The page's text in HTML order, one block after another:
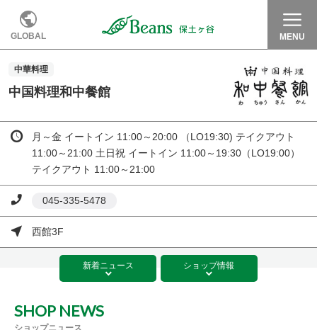
GLOBAL MENU
中華料理
中国料理和中餐館
月～金 イートイン 11:00～20:00 （LO19:30) テイクアウト
11:00～21:00 土日祝 イートイン 11:00～19:30（LO19:00）
テイクアウト 11:00～21:00
045-335-5478
西館3F
新着ニュース ショップ情報
SHOP NEWS
ショップニュース